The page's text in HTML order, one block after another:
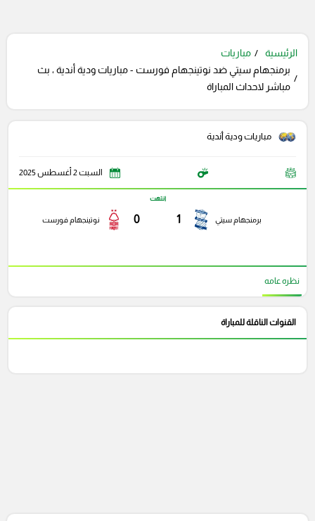
الرئيسية
مباريات
برمنجهام سيتي ضد نوتينجهام فورست - مباريات ودية أندية ، بث
مباشر لاحداث المباراة
مباريات ودية أندية
السبت 2 أغسطس 2025
برمنجهام سيتي 1
انتهت
0 نوتينجهام فورست
نظره عامه
القنوات الناقلة للمباراة